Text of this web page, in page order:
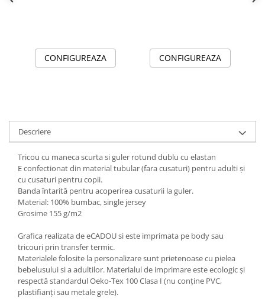
CONFIGUREAZA CONFIGUREAZA
Descriere
Tricou cu maneca scurta si guler rotund dublu cu elastan
Econfectionat din material tubular (fara cusaturi) pentru adulti şi
cu cusaturi pentru copii.
Banda întarită pentru acoperirea cusaturii la guler.
Material: 100% bumbac, single jersey
Grosime 155 g/m2
Grafica realizata de eCADOU si este imprimata pe body sau
tricouri prin transfer termic.
Materialele folosite la personalizare sunt prietenoase cu pielea
bebelusului si a adultilor. Materialul de imprimare este ecologic și
respectă standardul Oeko-Tex 100 Clasa I (nu conține PVC,
plastifianți sau metale grele).